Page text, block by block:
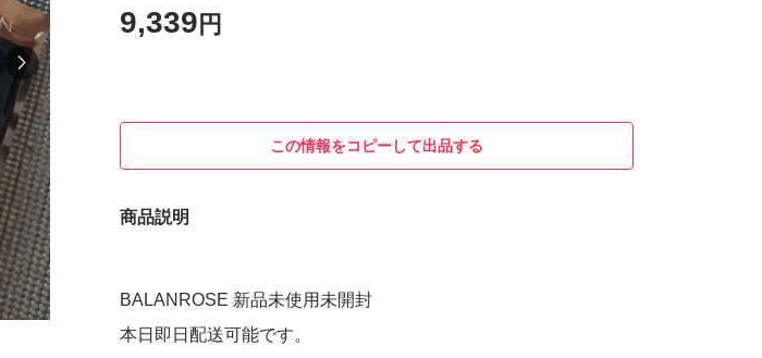
9,339 円
この情報をコピーして出品する
商品説明
BALANROSE 新品未使用未開封
本日即日配送可能です。